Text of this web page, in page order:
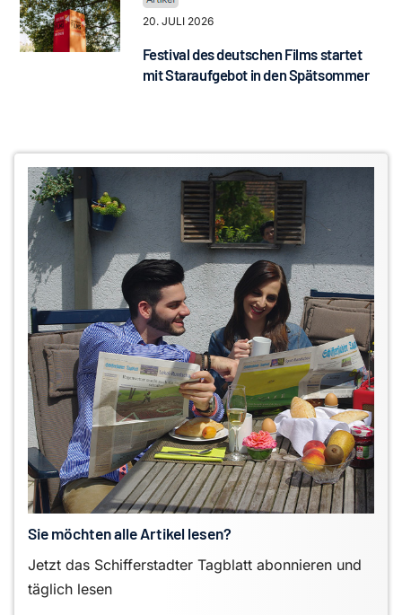
20. JULI 2026
Festival des deutschen Films startet
mit Staraufgebot in den Spätsommer
Sie möchten alle Artikel lesen?
Jetzt das Schifferstadter Tagblatt abonnieren und
täglich lesen